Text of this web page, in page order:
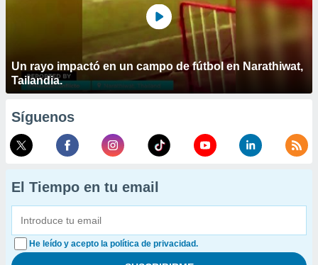
Un rayo impactó en un campo de fútbol en Narathiwat,
Tailandia.
Síguenos
El Tiempo en tu email
He leído y acepto la política de privacidad.